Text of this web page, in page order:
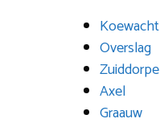
Koewacht
Overslag
Zuiddorpe
Axel
Graauw